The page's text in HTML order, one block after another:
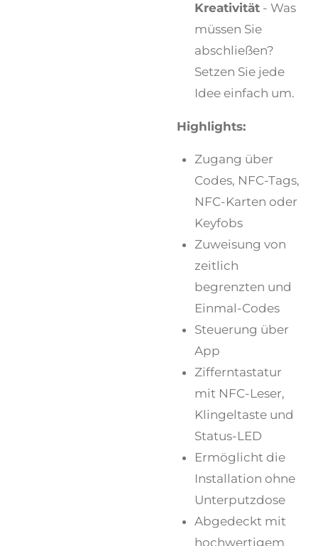
Kreativität - Was
müssen Sie
abschließen?
Setzen Sie jede
Idee einfach um.
Highlights:
Zugang über
Codes, NFC-Tags,
NFC-Karten oder
Keyfobs
Zuweisung von
zeitlich
begrenzten und
Einmal-Codes
Steuerung über
App
Zifferntastatur
mit NFC-Leser,
Klingeltaste und
Status-LED
Ermöglicht die
Installation ohne
Unterputzdose
Abgedeckt mit
hochwertigem